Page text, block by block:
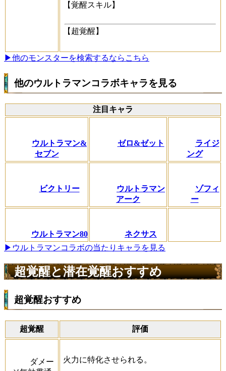
【覚醒スキル】
【超覚醒】
▶他のモンスターを検索するならこちら
他のウルトラマンコラボキャラを見る
注目キャラ
ウルトラマン&
セブン
ゼロ&ゼット
ライジ
ング
ビクトリー
ウルトラマン
アーク
ゾフィ
ー
ウルトラマン80
ネクサス
▶ウルトラマンコラボの当たりキャラを見る
超覚醒と潜在覚醒おすすめ
超覚醒おすすめ
超覚醒 評価
ダメー
火力に特化させられる。